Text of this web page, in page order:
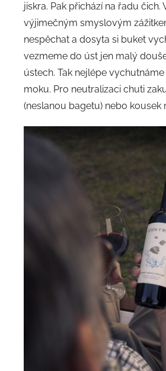
jiskra. Pak přichází na řadu čich.
výjimečným smyslovým
nespěchat a dosyta si buket
vezmeme do úst jen malý
ústech. Tak nejlépe
moku. Pro neutralizaci chuti
(neslanou bagetu) nebo kousek